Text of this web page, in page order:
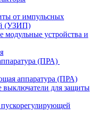
от импульсных
(УЗИП)
модульные устройства и
(ПРА)
аппаратура (ПРА)
выключатели для защиты